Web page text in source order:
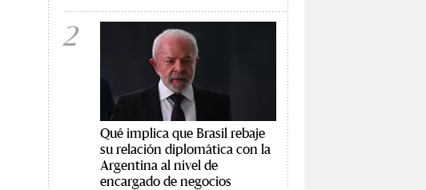
2
Qué implica que Brasil rebaje
su relación diplomática con la
Argentina al nivel de
encargado de negocios